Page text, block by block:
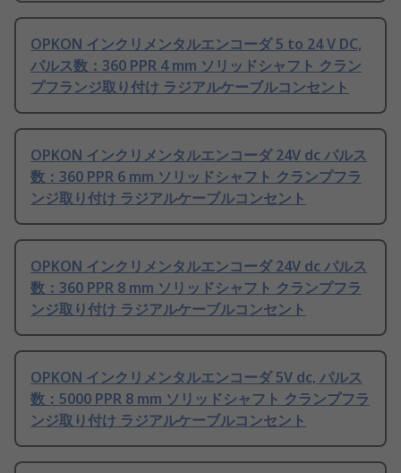
OPKON インクリメンタルエンコーダ 5 to 24 V DC,
パルス数：360 PPR 4 mm ソリッドシャフト クラン
プフランジ取り付け ラジアルケーブルコンセント
OPKON インクリメンタルエンコーダ 24V dc パルス
数：360 PPR 6 mm ソリッドシャフト クランプフラ
ンジ取り付け ラジアルケーブルコンセント
OPKON インクリメンタルエンコーダ 24V dc パルス
数：360 PPR 8 mm ソリッドシャフト クランプフラ
ンジ取り付け ラジアルケーブルコンセント
OPKON インクリメンタルエンコーダ 5V dc, パルス
数：5000 PPR 8 mm ソリッドシャフト クランプフラ
ンジ取り付け ラジアルケーブルコンセント